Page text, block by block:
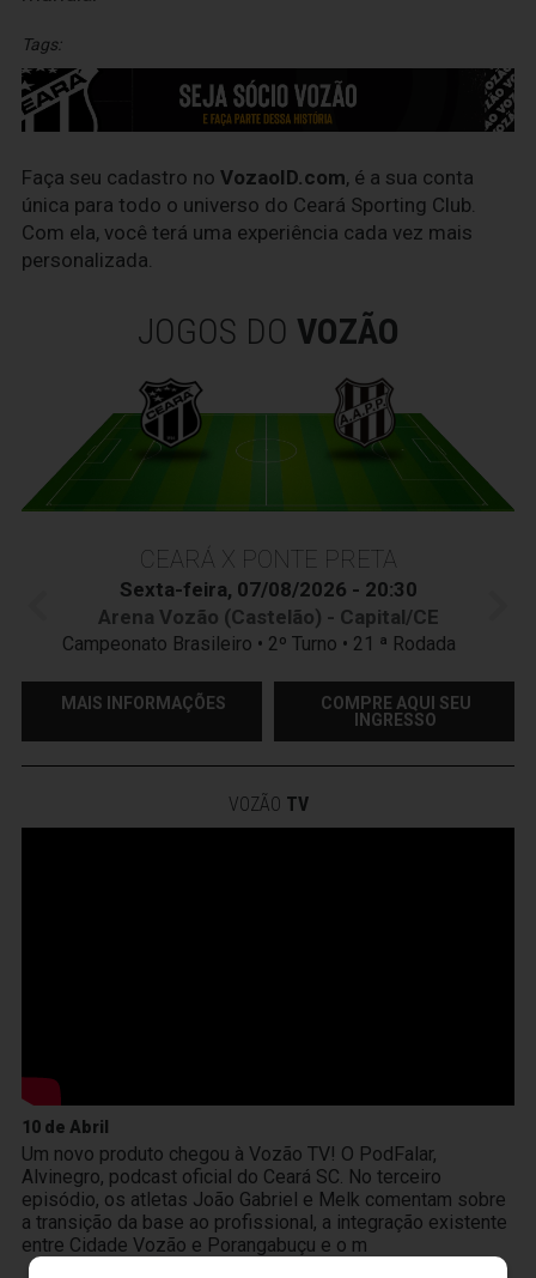
Tags:
Faça seu cadastro no VozaoID.com, é a sua conta
única para todo o universo do Ceará Sporting Club.
Com ela, você terá uma experiência cada vez mais
personalizada.
JOGOS DO VOZÃO
CEARÁ X PONTE PRETA
Sexta-feira, 07/08/2026 - 20:30
Arena Vozão (Castelão) - Capital/CE
Campeonato Brasileiro • 2º Turno • 21 ª Rodada
MAIS INFORMAÇÕES
COMPRE AQUI SEU
INGRESSO
VOZÃO TV
10 de Abril
Um novo produto chegou à Vozão TV! O PodFalar,
Alvinegro, podcast oficial do Ceará SC. No terceiro
episódio, os atletas João Gabriel e Melk comentam sobre
a transição da base ao profissional, a integração existente
entre Cidade Vozão e Porangabuçu e o m